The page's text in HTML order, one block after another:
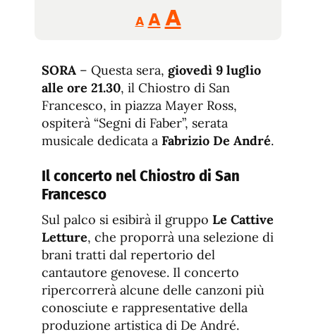
A
Reducir
tamaño
A Restablecer
tamaño
de
fuente
AAumentar
de
fuente.
SORA – Questa sera, giovedì 9 luglio
alle ore 21.30, il Chiostro di San
Francesco, in piazza Mayer Ross,
ospiterà “Segni di Faber”, serata
musicale dedicata a Fabrizio De André.
Il concerto nel Chiostro di San
Francesco
Sul palco si esibirà il gruppo Le Cattive
Letture, che proporrà una selezione di
brani tratti dal repertorio del
cantautore genovese. Il concerto
ripercorrerà alcune delle canzoni più
conosciute e rappresentative della
produzione artistica di De André.